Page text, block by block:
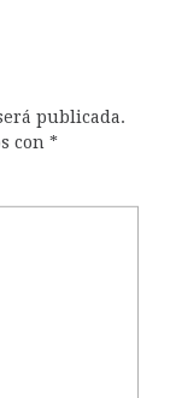
publicada.
con *